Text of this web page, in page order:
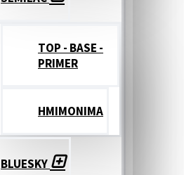
TOP - BASE -
PRIMER
ΗΜΙΜΟΝΙΜΑ
BLUESKY